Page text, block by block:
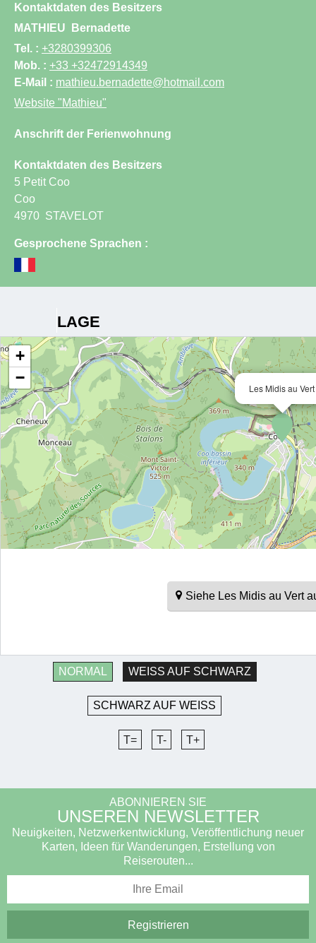
Kontaktdaten des Besitzers
MATHIEU
Bernadette
Tel. : +3280399306
Mob. : +33 +32472914349
E-Mail : mathieu.bernadette@hotmail.com
Website "Mathieu"
Anschrift der Ferienwohnung
Kontaktdaten des Besitzers
5 Petit Coo
Coo
4970 STAVELOT
Gesprochene Sprachen :
LAGE
Les Midis au Vert
+
−
Siehe Les Midis au Vert
NORMAL WEISS AUF SCHWARZ
SCHWARZ AUF WEISS
T= T- T+
ABONNIEREN SIE
UNSEREN NEWSLETTER
Neuigkeiten, Netzwerkentwicklung, Veröffentlichung neuer
Karten, Ideen für Wanderungen, Erstellung von
Reiserouten...